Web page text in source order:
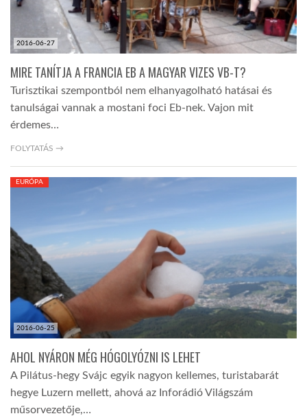
A VILÁG ITTHON
GLOBOTV BP
TROPICALMAGAZIN
GLOBOTV
AFRIKA TUDÁSTÁR
LINKTR.EE
2016-06-27
MIRE TANÍTJA A FRANCIA EB A MAGYAR VIZES VB-T?
Turisztikai szempontból nem elhanyagolható hatásai és
tanulságai vannak a mostani foci Eb-nek. Vajon mit
érdemes…
FOLYTATÁS →
2016-06-25
EURÓPA
AHOL NYÁRON MÉG HÓGOLYÓZNI IS LEHET
A Pilátus-hegy Svájc egyik nagyon kellemes, turistabarát
hegye Luzern mellett, ahová az Inforádió Világszám
műsorvezetője,…